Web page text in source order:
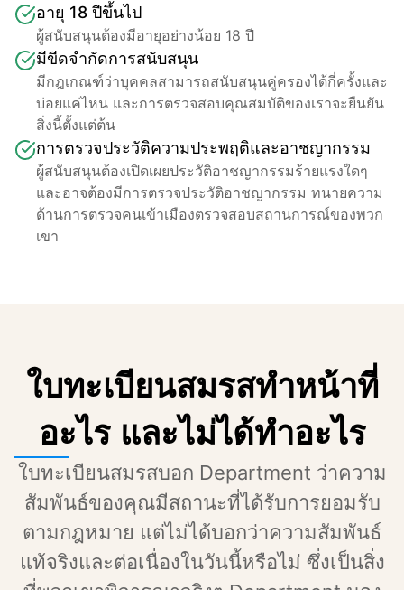
อายุ 18 ปีขึ้นไป
ผู้สนับสนุนต้องมีอายุอย่างน้อย 18 ปี
มีขีดจำกัดการสนับสนุน
มีกฎเกณฑ์ว่าบุคคลสามารถสนับสนุนคู่ครองได้กี่ครั้งและ
บ่อยแค่ไหน และการตรวจสอบคุณสมบัติของเราจะยืนยัน
สิ่งนี้ตั้งแต่ต้น
การตรวจประวัติความประพฤติและอาชญากรรม
ผู้สนับสนุนต้องเปิดเผยประวัติอาชญากรรมร้ายแรงใดๆ
และอาจต้องมีการตรวจประวัติอาชญากรรม ทนายความ
ด้านการตรวจคนเข้าเมืองตรวจสอบสถานการณ์ของพวก
เขา
ใบทะเบียนสมรสทำหน้าที่
อะไร และไม่ได้ทำอะไร
ใบทะเบียนสมรสบอก Department ว่าความ
สัมพันธ์ของคุณมีสถานะที่ได้รับการยอมรับ
ตามกฎหมาย แต่ไม่ได้บอกว่าความสัมพันธ์
แท้จริงและต่อเนื่องในวันนี้หรือไม่ ซึ่งเป็นสิ่ง